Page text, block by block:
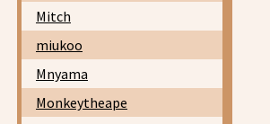
Mitch
miukoo
Mnyama
Monkeytheape